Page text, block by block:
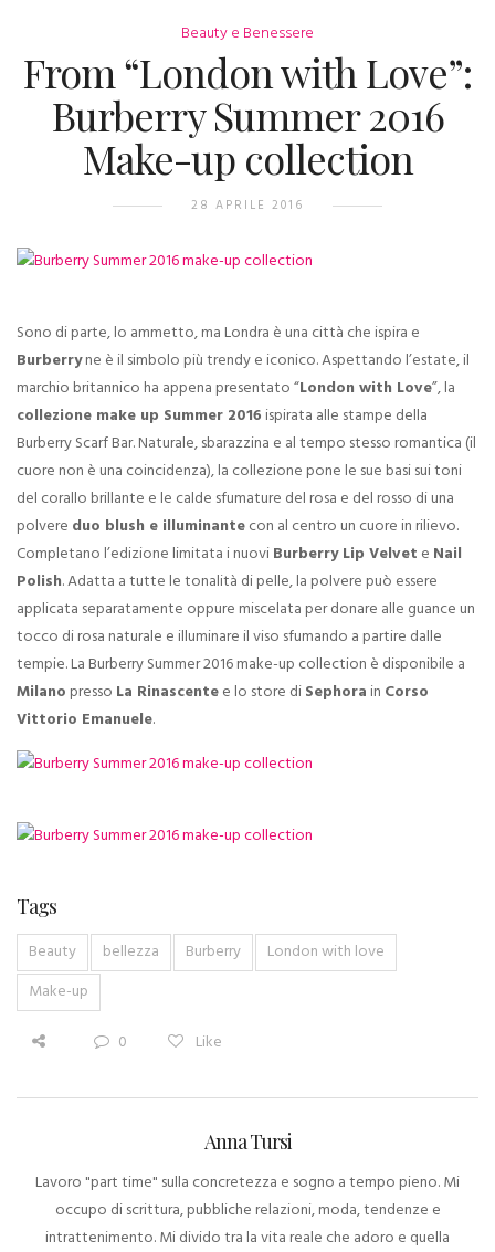
Beauty e Benessere
From “London with Love”:
Burberry Summer 2016
Make-up collection
28 APRILE 2016
Sono di parte, lo ammetto, ma Londra è una città che ispira e
Burberryne è il simbolo più trendy e iconico. Aspettando l’estate, il
marchio britannico ha appena presentato “London with Love”, la
collezione make up Summer 2016ispirata alle stampe della
Burberry Scarf Bar. Naturale, sbarazzina e al tempo stesso romantica (il
cuore non è una coincidenza), la collezione pone le sue basi sui toni
del corallo brillante e le calde sfumature del rosa e del rosso di una
polvere duo blush e illuminantecon al centro un cuore in rilievo.
Completano l’edizione limitata i nuoviBurberry Lip Velvet e Nail
Polish. Adatta a tutte le tonalità di pelle, la polvere può essere
applicata separatamente oppure miscelata per donare alle guance un
tocco di rosa naturale e illuminare il viso sfumando a partire dalle
tempie. La Burberry Summer 2016 make-up collection è disponibile a
Milanopresso La Rinascentee lo store diSephorain Corso
Vittorio Emanuele.
Tags
Beauty bellezza Burberry
London with love
Make-up
0
Like
Anna Tursi
Lavoro "part time" sulla concretezza e sogno a tempo pieno. Mi
occupo di scrittura, pubbliche relazioni, moda, tendenze e
intrattenimento. Mi divido tra la vita reale che adoro e quella